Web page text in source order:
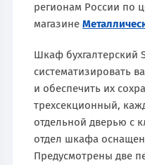
регионам России по
магазине
Шкаф бухгалтерский
систематизировать
и обеспечить их
трехсекционный,
отдельной дверью с
отдел шкафа
Предусмотрены две